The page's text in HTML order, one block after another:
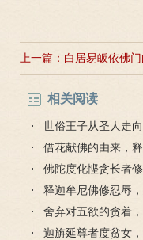
上一篇： 白居易皈依佛
相关阅读
世俗王子从圣人走
生简介
借花献佛的由来，
灯佛
佛陀度化悭贪长者
释迦牟尼佛修忍辱
事
舍弃对五欲的贪着
迦旃延尊者度贫女